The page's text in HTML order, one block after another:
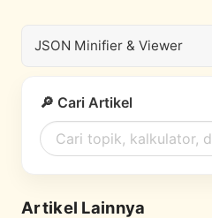
JSON Minifier & Viewer
🔎 Cari Artikel
Artikel Lainnya